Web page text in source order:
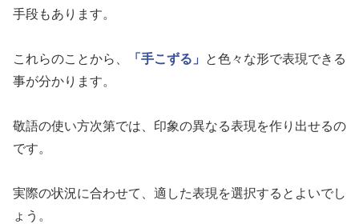
手段もあります。
これらのことから、 「手こずる」
と色々な形で表現できる
事が分かります。
敬語の使い方次第では、印象の異なる表現を作り出せるの
です。
実際の状況に合わせて、適した表現を選択するとよいでし
ょう。